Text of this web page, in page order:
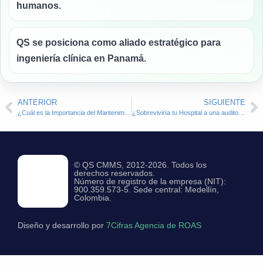
humanos.
QS se posiciona como aliado estratégico para
ingeniería clínica en Panamá.
ANTERIOR SIGUIENTE
¿Sobreviviría tu Hospital a una auditoría? Evalúa tu estándar de equipos Biomédicos
© QS CMMS, 2012-2026. Todos los
derechos reservados.
Número de registro de la empresa (NIT):
900.359.573-5. Sede central: Medellín,
Colombia.
Diseño y desarrollo por 7Cifras Agencia de ROAS